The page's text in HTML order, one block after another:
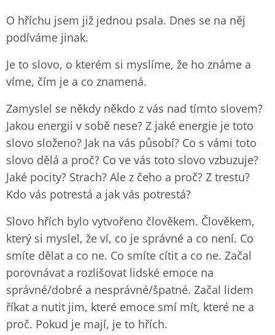
O hříchu jsem již jednou psala. Dnes se na něj
podíváme jinak.
Je to slovo, o kterém si myslíme, že ho známe a
víme, čím je a co znamená.
Zamyslel se někdy někdo z vás nad tímto slovem?
Jakou energii v sobě nese? Z jaké energie je toto
slovo složeno? Jak na vás působí? Co s vámi toto
slovo dělá a proč? Co ve vás toto slovo vzbuzuje?
Jaké pocity? Strach? Ale z čeho a proč? Z trestu?
Kdo vás potrestá a jak vás potrestá?
Slovo hřích bylo vytvořeno člověkem. Člověkem,
který si myslel, že ví, co je správné a co není. Co
smíte dělat a co ne. Co smíte cítit a co ne. Začal
porovnávat a rozlišovat lidské emoce na
správné/dobré a nesprávné/špatné. Začal lidem
říkat a nutit jim, které emoce smí mít, které ne a
proč. Pokud je mají, je to hřích.